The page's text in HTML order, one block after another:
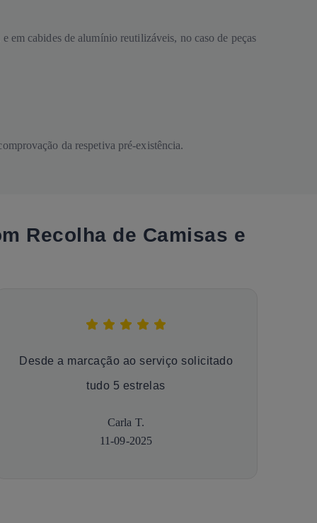
em cabides de alumínio reutilizáveis, no caso de peças
da respetiva pré-existência.
Recolha de Camisas e
Desde a marcação ao serviço solicitado
tudo 5 estrelas
Carla T.
11-09-2025